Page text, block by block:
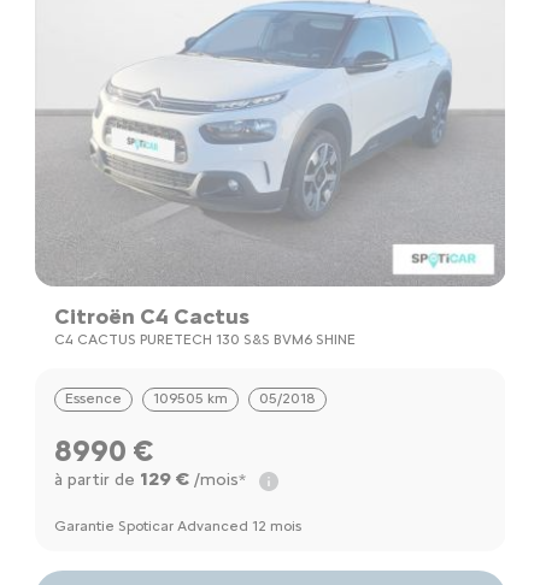
Citroën C4 Cactus
C4 CACTUS PURETECH 130 S&S BVM6 SHINE
Essence 109505 km 05/2018
8990 €
à partir de 129 €/mois*
Garantie Spoticar Advanced 12 mois